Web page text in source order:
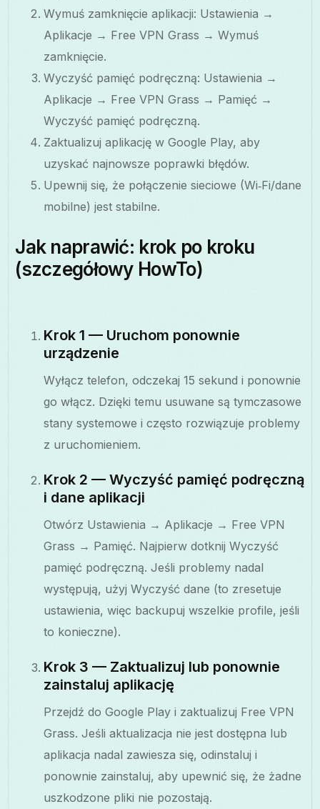
Wymuś zamknięcie aplikacji: Ustawienia →
Aplikacje → Free VPN Grass → Wymuś
zamknięcie.
Wyczyść pamięć podręczną: Ustawienia →
Aplikacje → Free VPN Grass → Pamięć →
Wyczyść pamięć podręczną.
Zaktualizuj aplikację w Google Play, aby
uzyskać najnowsze poprawki błędów.
Upewnij się, że połączenie sieciowe (Wi‑Fi/dane
mobilne) jest stabilne.
Jak naprawić: krok po kroku
(szczegółowy HowTo)
Krok 1 — Uruchom ponownie
urządzenie
Wyłącz telefon, odczekaj 15 sekund i ponownie
go włącz. Dzięki temu usuwane są tymczasowe
stany systemowe i często rozwiązuje problemy
z uruchomieniem.
Krok 2 — Wyczyść pamięć podręczną
i dane aplikacji
Otwórz Ustawienia → Aplikacje → Free VPN
Grass → Pamięć. Najpierw dotknij Wyczyść
pamięć podręczną. Jeśli problemy nadal
występują, użyj Wyczyść dane (to zresetuje
ustawienia, więc backupuj wszelkie profile, jeśli
to konieczne).
Krok 3 — Zaktualizuj lub ponownie
zainstaluj aplikację
Przejdź do Google Play i zaktualizuj Free VPN
Grass. Jeśli aktualizacja nie jest dostępna lub
aplikacja nadal zawiesza się, odinstaluj i
ponownie zainstaluj, aby upewnić się, że żadne
uszkodzone pliki nie pozostają.